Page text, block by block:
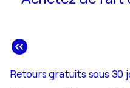
Retours gratuits sous 30